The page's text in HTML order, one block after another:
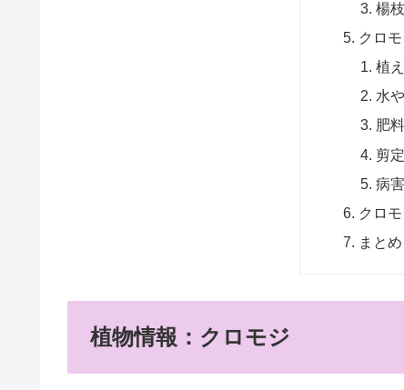
楊
クロ
植
水
肥料
剪定
病
クロ
まとめ
植物情報：クロモジ